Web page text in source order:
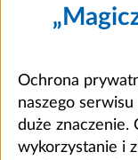
Ochrona
naszego
duże znaczenie.
wykorzystanie i